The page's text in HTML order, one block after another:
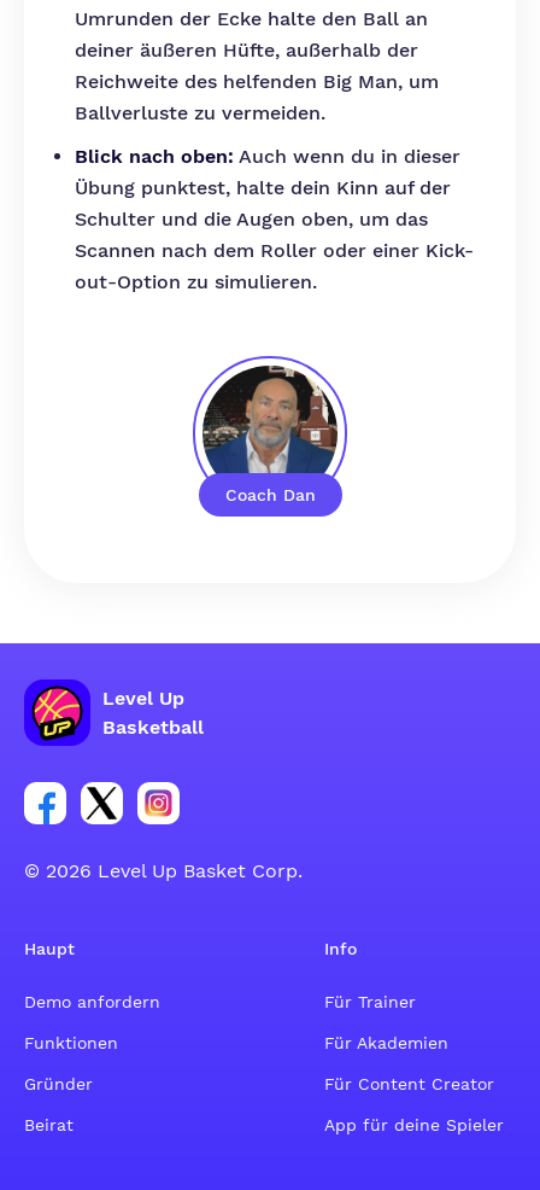
Coach Dan
Umrunden der Ecke halte den Ball an
deiner äußeren Hüfte, außerhalb der
Reichweite des helfenden Big Man, um
Ballverluste zu vermeiden.
Blick nach oben: Auch wenn du in dieser
Übung punktest, halte dein Kinn auf der
Schulter und die Augen oben, um das
Scannen nach dem Roller oder einer Kick-
out-Option zu simulieren.
Level Up
Basketball
Link zur Facebook-Gruppe
Link zum Tweeter-Account
Link zum Instagram-Account
© 2026 Level Up Basket Corp.
Haupt
Demo anfordern
Funktionen
Gründer
Beirat
Info
Für Trainer
Für Akademien
Für Content Creator
App für deine Spieler